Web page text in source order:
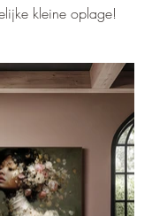
kleine oplage!